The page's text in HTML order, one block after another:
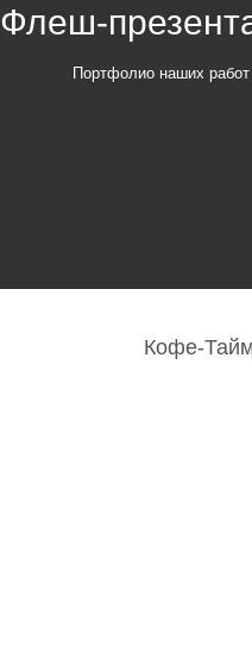
Флеш-
Портфолио наших работ
Кофе-